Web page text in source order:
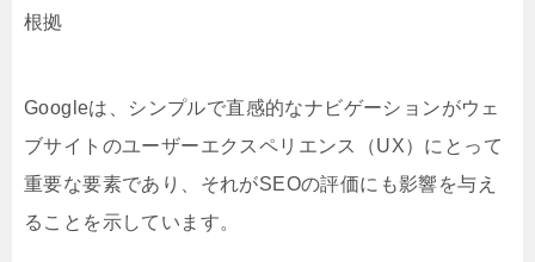
根拠
Googleは、シンプルで直感的なナビゲーションがウェ
ブサイトのユーザーエクスペリエンス（UX）にとって
重要な要素であり、それがSEOの評価にも影響を与え
ることを示しています。